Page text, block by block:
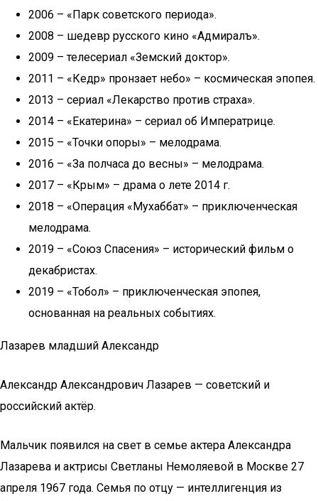
2006 – «Парк советского периода».
2008 – шедевр русского кино «Адмиралъ».
2009 – телесериал «Земский доктор».
2011 – «Кедр» пронзает небо» – космическая эпопея.
2013 – сериал «Лекарство против страха».
2014 – «Екатерина» – сериал об Императрице.
2015 – «Точки опоры» – мелодрама.
2016 – «За полчаса до весны» – мелодрама.
2017 – «Крым» – драма о лете 2014 г.
2018 – «Операция «Мухаббат» – приключенческая
мелодрама.
2019 – «Союз Спасения» – исторический фильм о
декабристах.
2019 – «Тобол» – приключенческая эпопея,
основанная на реальных событиях.
Лазарев младший Александр
Александр Александрович Лазарев — советский и
российский актёр.
Мальчик появился на свет в семье актера Александра
Лазарева и актрисы Светланы Немоляевой в Москве 27
апреля 1967 года. Семья по отцу — интеллигенция из